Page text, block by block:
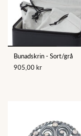
Bunadskrin - Sort/grå
905,00 kr